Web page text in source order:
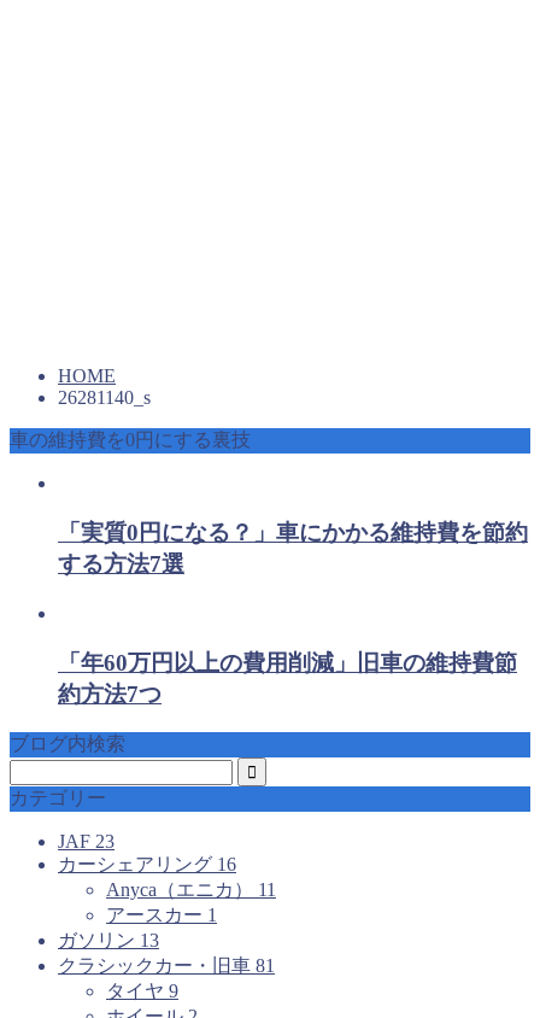
HOME
26281140_s
車の維持費を0円にする裏技
「実質0円になる？」車にかかる維持費を節約
する方法7選
「年60万円以上の費用削減」旧車の維持費節
約方法7つ
ブログ内検索
カテゴリー
JAF 23
カーシェアリング 16
Anyca（エニカ） 11
アースカー 1
ガソリン 13
クラシックカー・旧車 81
タイヤ 9